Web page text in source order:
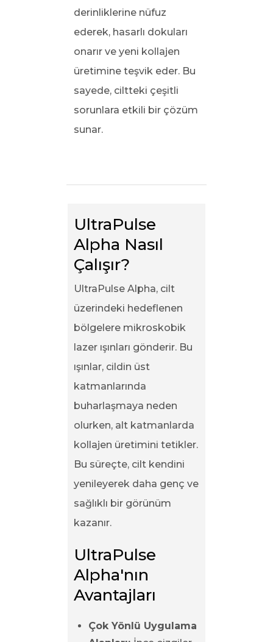
derinliklerine nüfuz
ederek, hasarlı dokuları
onarır ve yeni kollajen
üretimine teşvik eder. Bu
sayede, ciltteki çeşitli
sorunlara etkili bir çözüm
sunar.
UltraPulse
Alpha Nasıl
Çalışır?
UltraPulse Alpha, cilt
üzerindeki hedeflenen
bölgelere mikroskobik
lazer ışınları gönderir. Bu
ışınlar, cildin üst
katmanlarında
buharlaşmaya neden
olurken, alt katmanlarda
kollajen üretimini tetikler.
Bu süreçte, cilt kendini
yenileyerek daha genç ve
sağlıklı bir görünüm
kazanır.
UltraPulse
Alpha'nın
Avantajları
Çok Yönlü Uygulama